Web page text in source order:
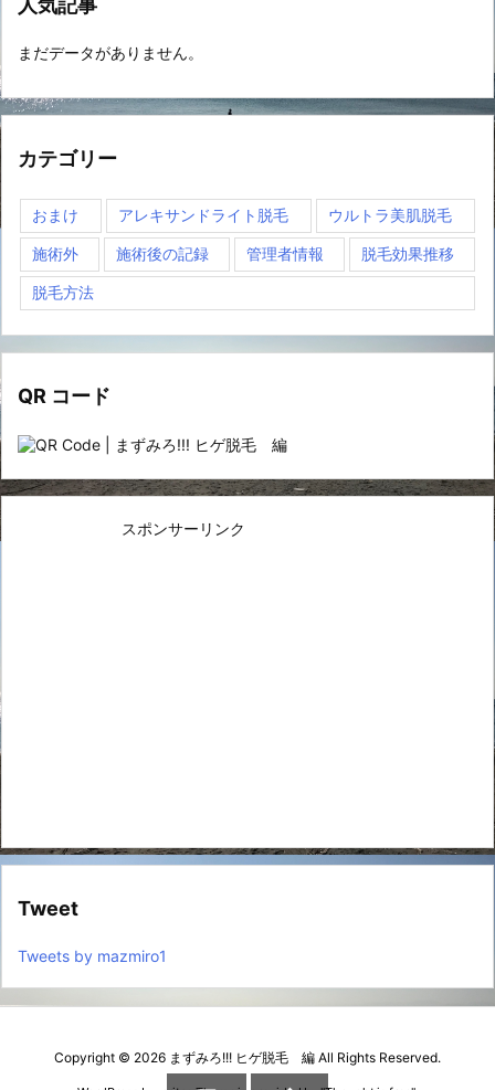
人気記事
まだデータがありません。
カテゴリー
おまけ アレキサンドライト脱毛 ウルトラ美肌脱毛
施術外 施術後の記録 管理者情報 脱毛効果推移
脱毛方法
QR コード
スポンサーリンク
Tweet
Tweets by mazmiro1
Copyright © 2026 まずみろ!!! ヒゲ脱毛 編 All Rights Reserved.